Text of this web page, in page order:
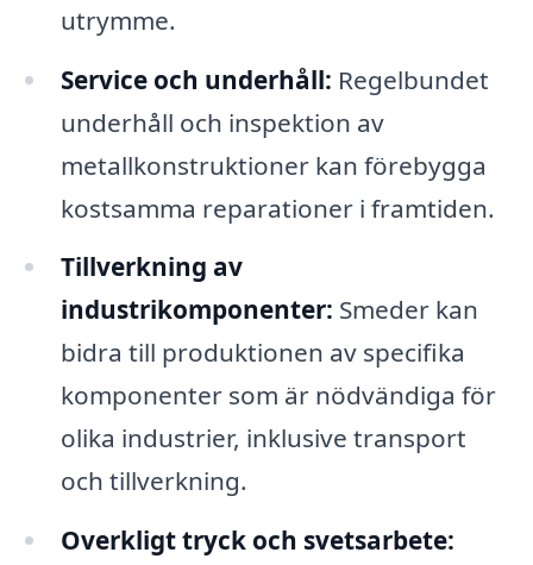
utrymme.
Service och underhåll: Regelbundet
underhåll och inspektion av
metallkonstruktioner kan förebygga
kostsamma reparationer i framtiden.
Tillverkning av
industrikomponenter: Smeder kan
bidra till produktionen av specifika
komponenter som är nödvändiga för
olika industrier, inklusive transport
och tillverkning.
Overkligt tryck och svetsarbete: